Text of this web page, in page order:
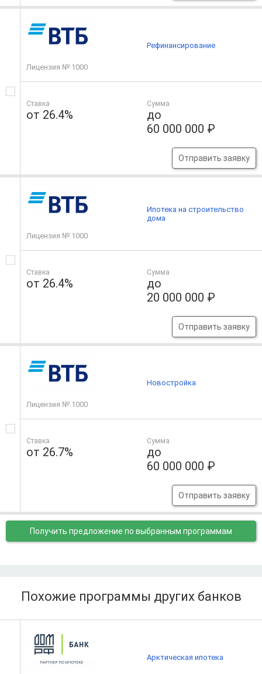
Лицензия № 1000
Ставка
от 26.4%
Сумма
до
60 000 000 ₽
Отправить заявку
Рефинансирование
Лицензия № 1000
Ставка
от 26.4%
Сумма
до
20 000 000 ₽
Отправить заявку
Ипотека на строительство
дома
Лицензия № 1000
Ставка
от 26.7%
Сумма
до
60 000 000 ₽
Отправить заявку
Новостройка
Получить предложение по выбранным программам
Похожие программы других банков
Арктическая ипотека